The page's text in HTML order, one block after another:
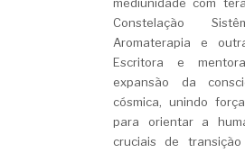
mediunidade com
Constelação
Aromaterapia e
Escritora e
expansão da
cósmica, unindo
para orientar a
cruciais de